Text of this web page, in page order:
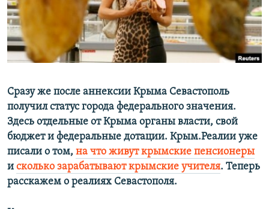
ПОБЕДИТЕЛЕЙ НЕ СУДЯТ?
КРЫМ.НЕПОКОРЕННЫЙ
ELIFBE
ПРИСОЕДИНЯЙТЕСЬ!
Все сайты RFE/RL
Сразу же после аннексии Крыма Севастополь
получил статус города федерального значения.
Здесь отдельные от Крыма органы власти, свой
бюджет и федеральные дотации.​ Крым.Реалии уже
писали о том, на что живут крымские пенсионеры
и сколько зарабатывают крымские учителя. Теперь
расскажем о реалиях Севастополя.